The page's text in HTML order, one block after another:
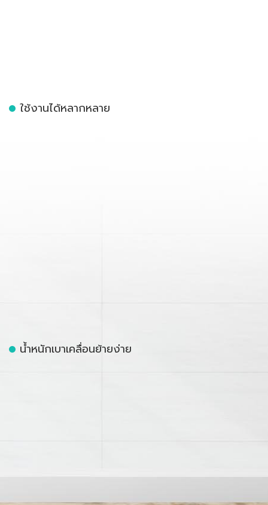
ใช้งานได้หลากหลาย
น้ำหนักเบาเคลื่อนย้ายง่าย